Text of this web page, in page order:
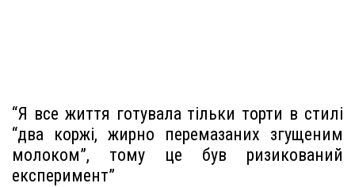
“Я все життя готувала тільки торти в стилі
“два коржі, жирно перемазаних згущеним
молоком”, тому це був ризикований
експеримент”